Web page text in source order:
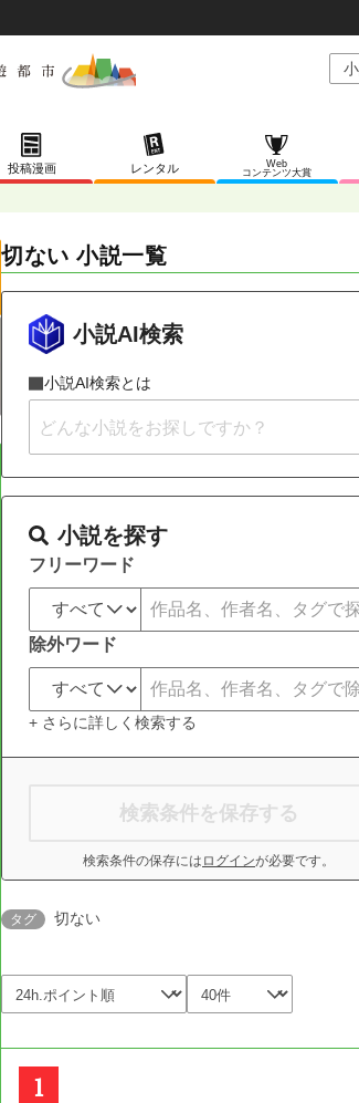
投稿漫画 レンタル
Web
コンテンツ大賞
切ない 小説一覧
小説AI検索
小説AI検索とは
小説を探す
フリーワード
除外ワード
+ さらに詳しく検索する
検索条件を保存する
検索条件の保存には ログインが必要です。
タグ 切ない
1